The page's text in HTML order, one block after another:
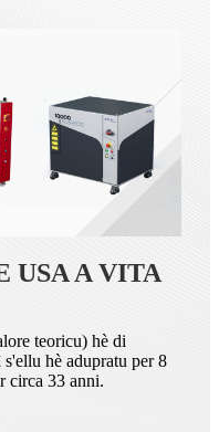
USA A VITA
teoricu) hè di
hè adupratu per 8
circa 33 anni.